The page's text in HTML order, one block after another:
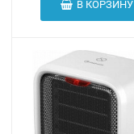
В КОРЗИНУ